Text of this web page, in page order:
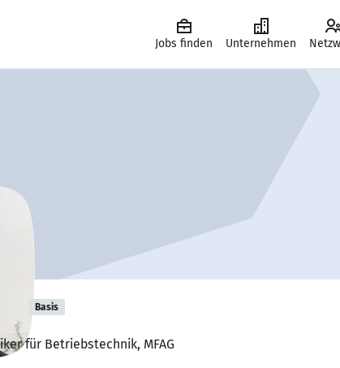
Jobs finden Unternehmen
Basis
für Betriebstechnik, MFAG